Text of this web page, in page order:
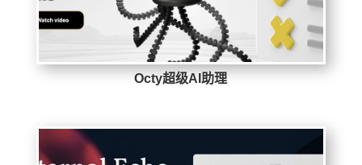
Octy超级AI助理